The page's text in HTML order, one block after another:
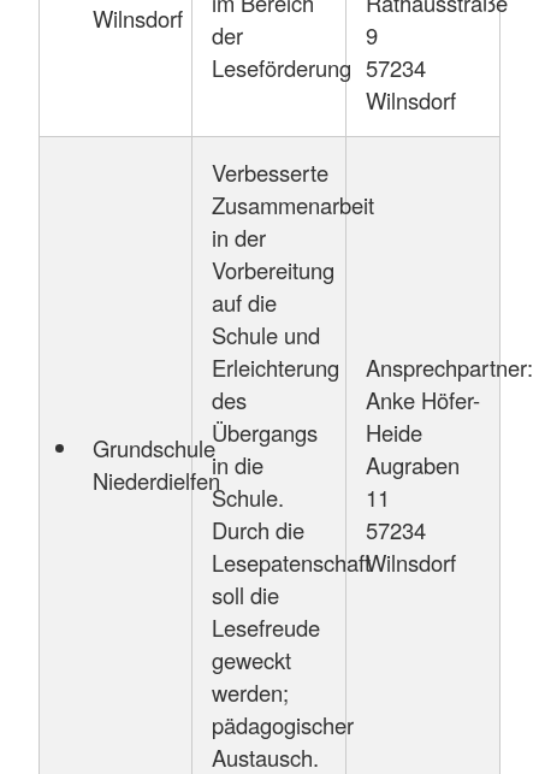
Wilnsdorf
der
Leseförderung
9
57234
Wilnsdorf
Grundschule
Niederdielfen
Verbesserte
Zusammenarbeit
in der
Vorbereitung
auf die
Schule und
Erleichterung
des
Übergangs
in die
Schule.
Durch die
Lesepatenschaft
soll die
Lesefreude
geweckt
werden;
pädagogischer
Austausch.
Ansprechpartner:
Anke Höfer-
Heide
Augraben
11
57234
Wilnsdorf